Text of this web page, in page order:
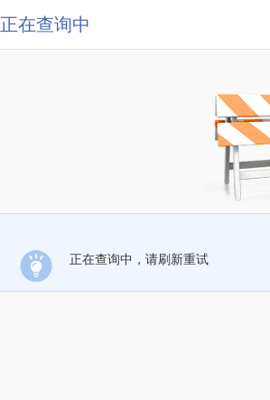
正在查询中
正在查询中，请刷新重试